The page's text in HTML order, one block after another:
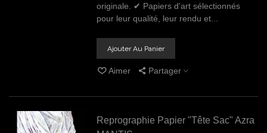
originale. ✔ Papiers d'art sélectionnés
pour leur qualité, leur rendu et...
Ajouter Au Panier
Aimer Partager
Reprographie Papier "Tête Sac" Azra